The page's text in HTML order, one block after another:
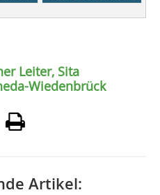
Leiter, Sita
Wiedenbrück
Artikel: